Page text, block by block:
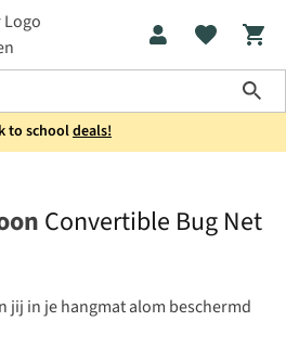
to schooldeals!
Convertible Bug Net
jij in je hangmat alom beschermd